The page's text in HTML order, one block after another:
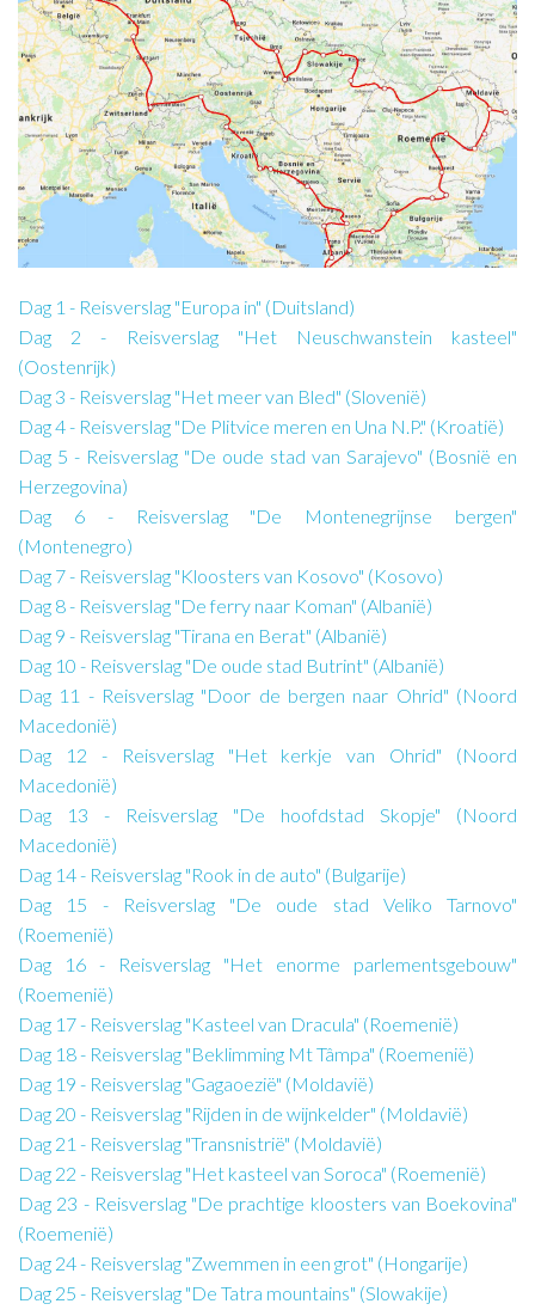
Dag 1 - Reisverslag "Europa in" (Duitsland)
Dag 2 - Reisverslag "Het Neuschwanstein kasteel"
(Oostenrijk)
Dag 3 - Reisverslag "Het meer van Bled" (Slovenië)
Dag 4 - Reisverslag "De Plitvice meren en Una N.P." (Kroatië)
Dag 5 - Reisverslag "De oude stad van Sarajevo" (Bosnië en
Herzegovina)
Dag 6 - Reisverslag "De Montenegrijnse bergen"
(Montenegro)
Dag 7 - Reisverslag "Kloosters van Kosovo" (Kosovo)
Dag 8 - Reisverslag "De ferry naar Koman" (Albanië)
Dag 9 - Reisverslag "Tirana en Berat" (Albanië)
Dag 10 - Reisverslag "De oude stad Butrint" (Albanië)
Dag 11 - Reisverslag "Door de bergen naar Ohrid" (Noord
Macedonië)
Dag 12 - Reisverslag "Het kerkje van Ohrid" (Noord
Macedonië)
Dag 13 - Reisverslag "De hoofdstad Skopje" (Noord
Macedonië)
Dag 14 - Reisverslag "Rook in de auto" (Bulgarije)
Dag 15 - Reisverslag "De oude stad Veliko Tarnovo"
(Roemenië)
Dag 16 - Reisverslag "Het enorme parlementsgebouw"
(Roemenië)
Dag 17 - Reisverslag "Kasteel van Dracula" (Roemenië)
Dag 18 - Reisverslag "Beklimming Mt Tâmpa" (Roemenië)
Dag 19 - Reisverslag "Gagaoezië" (Moldavië)
Dag 20 - Reisverslag "Rijden in de wijnkelder" (Moldavië)
Dag 21 - Reisverslag "Transnistrië" (Moldavië)
Dag 22 - Reisverslag "Het kasteel van Soroca" (Roemenië)
Dag 23 - Reisverslag "De prachtige kloosters van Boekovina"
(Roemenië)
Dag 24 - Reisverslag "Zwemmen in een grot" (Hongarije)
Dag 25 - Reisverslag "De Tatra mountains" (Slowakije)